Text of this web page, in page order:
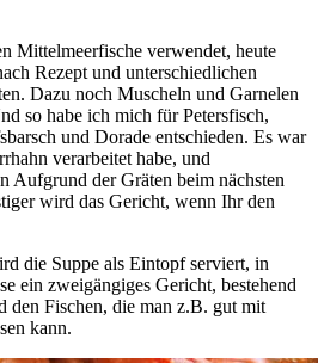
Mittelmeerfische verwendet, heute
Rezept und unterschiedlichen
Dazu noch Muscheln und Garnelen
so habe ich mich für Petersfisch,
und Dorade entschieden. Es war
verarbeitet habe, und
Aufgrund der Gräten beim nächsten
wird das Gericht, wenn Ihr den
die Suppe als Eintopf serviert, in
ein zweigängiges Gericht, bestehend
den Fischen, die man z.B. gut mit
kann.